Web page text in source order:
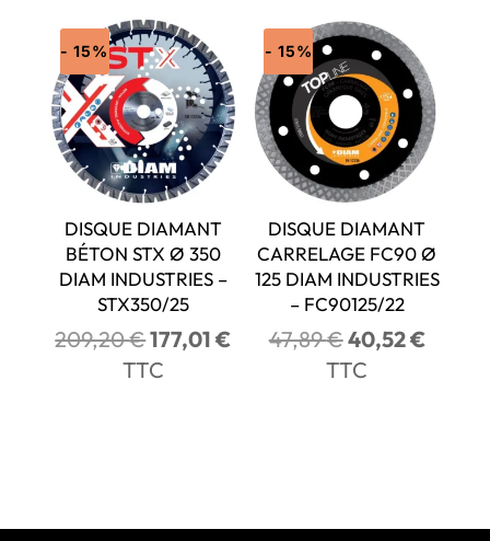
183,46 €.
160,74 €.
53,55 €.
- 15%
DISQUE DIAMANT
BÉTON STX Ø 350
DIAM INDUSTRIES –
STX350/25
209,20€Le
prix
177,01€Le
TTC
- 15%
DISQUE DIAMANT
CARRELAGE FC90 Ø
125 DIAM INDUSTRIES
– FC90125/22
47,89€Le
prix
40,52€Le
TTC